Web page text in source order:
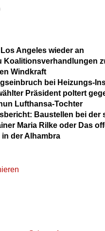
Angeles wieder an
Koalitionsverhandlungen
Windkraft
bei Heizungs-
Präsident poltert
Lufthansa-Tochter
Baustellen bei der
Maria Rilke oder Das
der Alhambra